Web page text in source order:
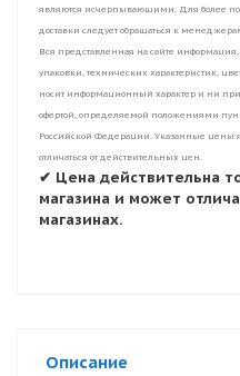
являются исчерпывающими. Для более
доставки следует обращаться к
Вся представленная на сайте
упаковки, технических характеристик,
носит информационный характер и ни
офертой, определяемой положениями
Российской Федерации. Указанные цены
отличаться от действительных цен.
✔ Цена действительна
магазина и может
магазинах.
Описание